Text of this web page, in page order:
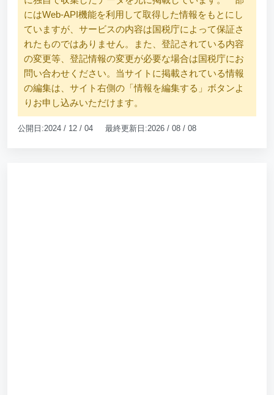
にはWeb-API機能を利用して取得した情報をもとにし
ていますが、サービスの内容は国税庁によって保証さ
れたものではありません。また、登記されている内容
の変更等、登記情報の変更が必要な場合は国税庁にお
問い合わせください。当サイトに掲載されている情報
の編集は、サイト右側の「情報を編集する」ボタンよ
りお申し込みいただけます。
公開日:2024 / 12 / 04 最終更新日:2026 / 08 / 08